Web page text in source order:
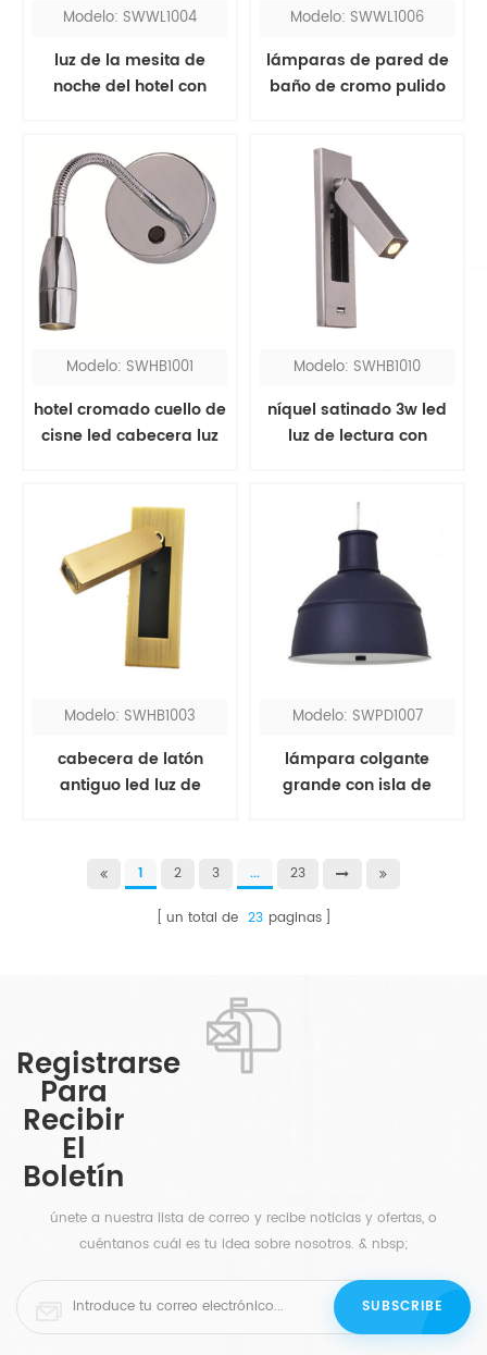
Modelo: SWWL1004
luz de la mesita de
noche del hotel con
Modelo: SWWL1006
lámparas de pared de
baño de cromo pulido
Modelo: SWHB1001
hotel cromado cuello de
cisne led cabecera luz
Modelo: SWHB1010
níquel satinado 3w led
luz de lectura con
Modelo: SWHB1003
cabecera de latón
antiguo led luz de
Modelo: SWPD1007
lámpara colgante
grande con isla de
1 2 3 ... 23
un total de 23 paginas
Registrarse
Para
Recibir
El
Boletín
únete a nuestra lista de correo y recibe noticias y ofertas, o
cuéntanos cuál es tu idea sobre nosotros. & nbsp;